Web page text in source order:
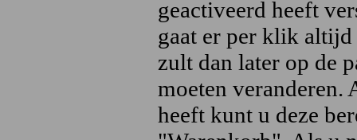
geactiveerd heeft
gaat er per klik altijd
zult dan later op de
moeten veranderen.
heeft kunt u deze